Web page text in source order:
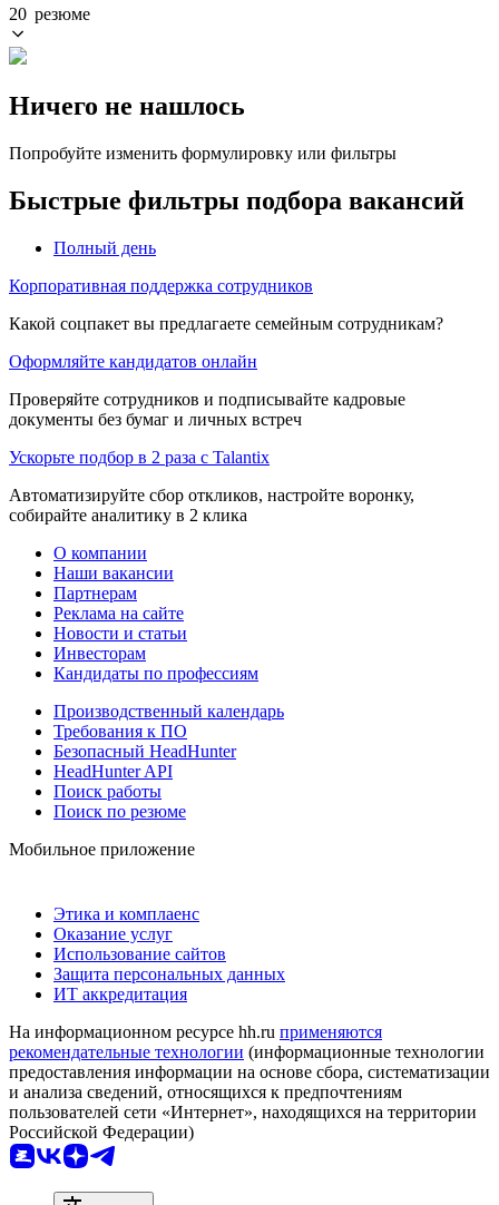
20 резюме
Ничего не нашлось
Попробуйте изменить формулировку или фильтры
Быстрые фильтры подбора вакансий
Полный день
Корпоративная поддержка сотрудников
Какой соцпакет вы предлагаете семейным сотрудникам?
Оформляйте кандидатов онлайн
Проверяйте сотрудников и подписывайте кадровые
документы без бумаг и личных встреч
Ускорьте подбор в 2 раза с Talantix
Автоматизируйте сбор откликов, настройте воронку,
собирайте аналитику в 2 клика
О компании
Наши вакансии
Партнерам
Реклама на сайте
Новости и статьи
Инвесторам
Кандидаты по профессиям
Производственный календарь
Требования к ПО
Безопасный HeadHunter
HeadHunter API
Поиск работы
Поиск по резюме
Мобильное приложение
Этика и комплаенс
Оказание услуг
Использование сайтов
Защита персональных данных
ИТ аккредитация
На информационном ресурсе hh.ru применяются
рекомендательные технологии (информационные технологии
предоставления информации на основе сбора, систематизации
и анализа сведений, относящихся к предпочтениям
пользователей сети «Интернет», находящихся на территории
Российской Федерации)